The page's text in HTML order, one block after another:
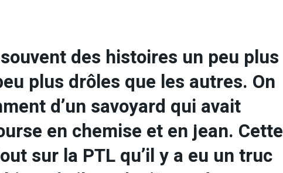
des histoires un peu plus
plus drôles que les autres. On
d’un savoyard qui avait
en chemise et en jean. Cette
sur la PTL qu’il y a eu un truc